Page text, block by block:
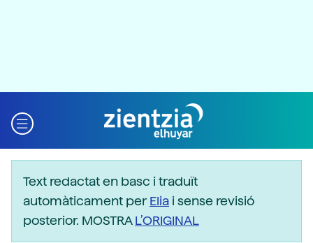
Text redactat en basc i traduït
automàticament perElia i sense revisió
posterior. MOSTRAL’ORIGINAL